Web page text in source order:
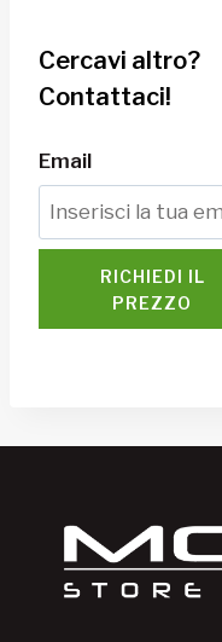
Cercavi altro?
Contattaci!
Email
RICHIEDI IL
PREZZO